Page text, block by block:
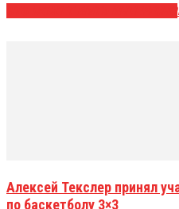
Алексей Текслер принял
по баскетболу 3×3